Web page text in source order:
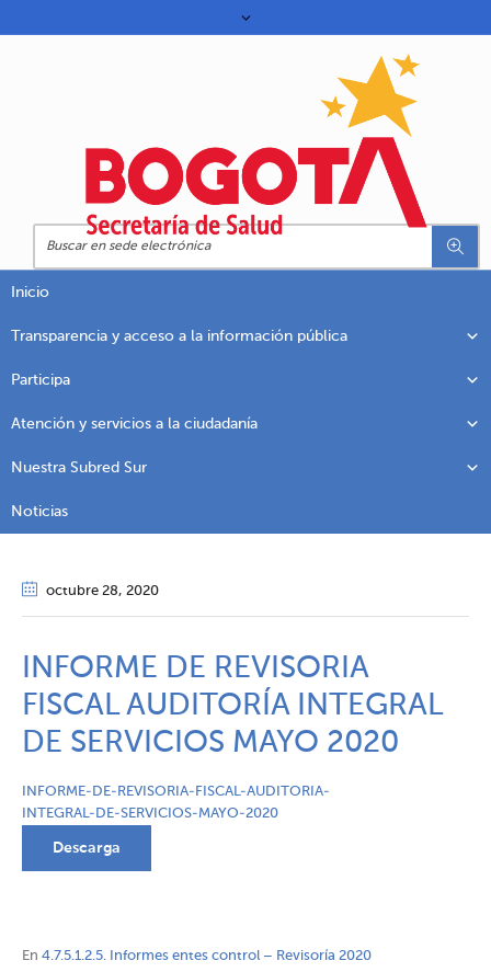
Inicio
Transparencia y acceso a la información pública
Participa
Atención y servicios a la ciudadanía
Nuestra Subred Sur
Noticias
octubre 28, 2020
INFORME DE REVISORIA
FISCAL AUDITORÍA INTEGRAL
DE SERVICIOS MAYO 2020
INFORME-DE-REVISORIA-FISCAL-AUDITORIA-
INTEGRAL-DE-SERVICIOS-MAYO-2020
Descarga
En 4.7.5.1.2.5. Informes entes control – Revisoría 2020